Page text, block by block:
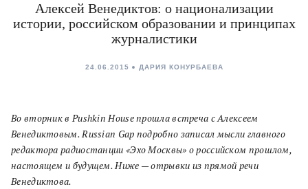
Алексей Венедиктов: о национализации
истории, российском образовании и принципах
журналистики
24.06.2015 ДАРИЯ КОНУРБАЕВА
Во вторник в Pushkin House прошла встреча с Алексеем
Венедиктовым. Russian Gap подробно записал мысли главного
редактора радиостанции «Эхо Москвы» о российском прошлом,
настоящем и будущем. Ниже — отрывки из прямой речи
Венедиктова.